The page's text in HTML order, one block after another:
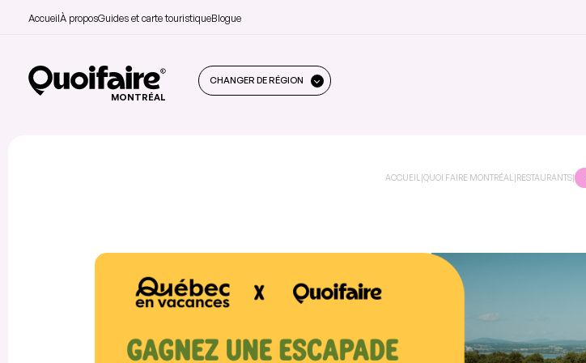
AccueilÀ proposGuides et carte touristiqueBlogue
MONTRÉAL
CHANGER DE RÉGION
ACCUEIL |QUOI FAIRE MONTRÉAL |RESTAURANTS|